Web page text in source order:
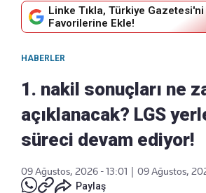
Linke Tıkla, Türkiye
Favorilerine Ekle!
HABERLER
1. nakil sonuçları ne
açıklanacak? LGS
süreci devam ediyor!
09 Ağustos, 2026 - 13:01
09 Ağustos,
Paylaş